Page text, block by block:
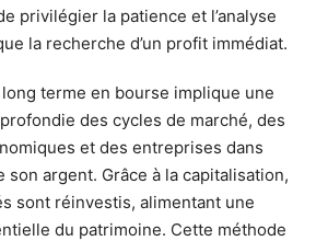
privilégier la patience et l’analyse
la recherche d’un profit immédiat.
long terme en bourse implique une
des cycles de marché, des
et des entreprises dans
son argent. Grâce à la capitalisation,
sont réinvestis, alimentant une
du patrimoine. Cette méthode